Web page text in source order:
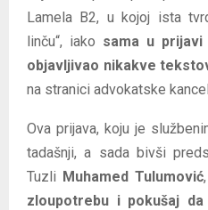
Lamela B2, u kojoj ista
linču“, iako sama u prijavi
objavljivao nikakve
na stranici advokatske
Ova prijava, koju je
tadašnji, a sada bivši
Tuzli Muhamed Tulumović
zloupotrebu i pokušaj